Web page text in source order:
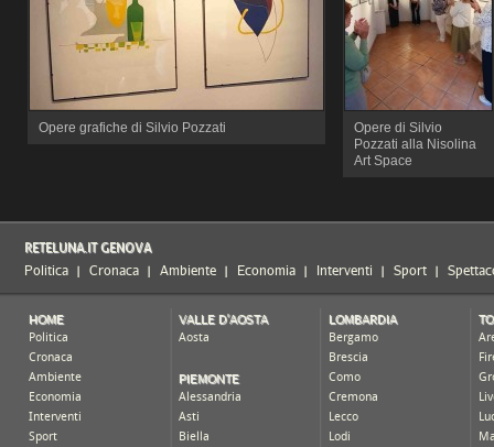
Opere grafiche di Silvio Pozzati
Opere di Silvio
Pozzati alla Nisolina
Art Space